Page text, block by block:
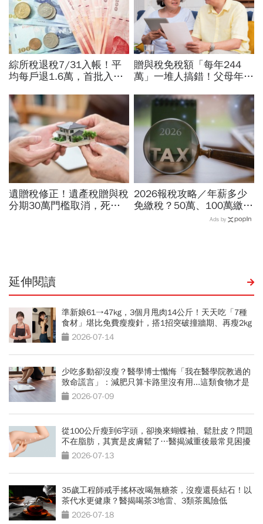
綜所稅退稅7/31入帳！平
均每戶退1.6萬，首批入帳
3批次退稅時間一表看
贈與稅免稅額「每年244
萬」一堆人搞錯！父母年贈
5雷區：當心被多扒層皮
遺贈稅修正！遺產稅贈與稅
分期30萬門檻取消，死亡
2026報稅攻略／年薪多少
免繳稅？50萬、100萬繳多
少？報稅時間、免稅額扣除
Ads by
延伸閱讀
準新娘61→47kg，3個月甩肉14公斤！天天吃「7種
食材」堪比免費瘦瘦針，搭1招突破撞牆期、再瘦2kg
2026-07-14
少吃多動卻沒瘦？醫學博士懺悔「我在醫學院教過的
致命謊言」：減肥只算卡路里沒有用...這類食物才是
囤脂魔王
2026-07-09
從100公斤瘦到6字頭，卻換來蝴蝶袖、鬆肚皮？問題
不在脂肪，其實是皮膚鬆了…醫揭減重後最常見困擾
2026-07-13
35歲工程師戒手搖杯改喝無糖茶，沒瘦還長結石！以
茶代水更健康？醫揭喝茶3地雷、3類茶風險低
2026-07-18